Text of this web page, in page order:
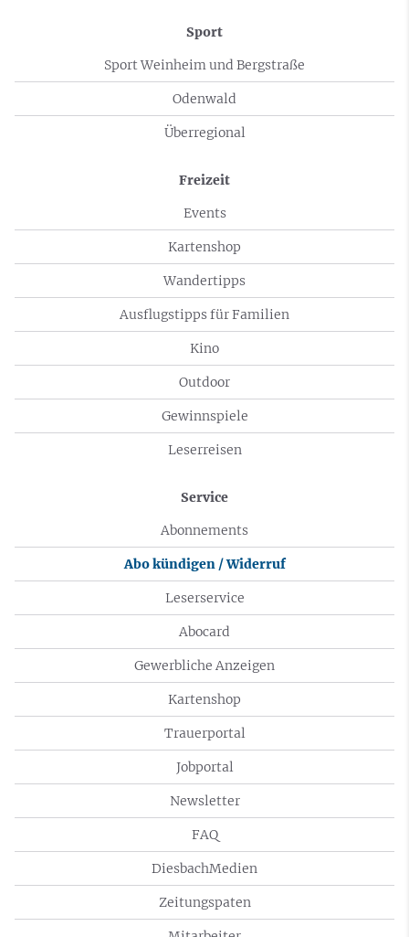
Sport
Sport Weinheim und Bergstraße
Odenwald
Überregional
Freizeit
Events
Kartenshop
Wandertipps
Ausflugstipps für Familien
Kino
Outdoor
Gewinnspiele
Leserreisen
Service
Abonnements
Abo kündigen / Widerruf
Leserservice
Abocard
Gewerbliche Anzeigen
Kartenshop
Trauerportal
Jobportal
Newsletter
FAQ
DiesbachMedien
Zeitungspaten